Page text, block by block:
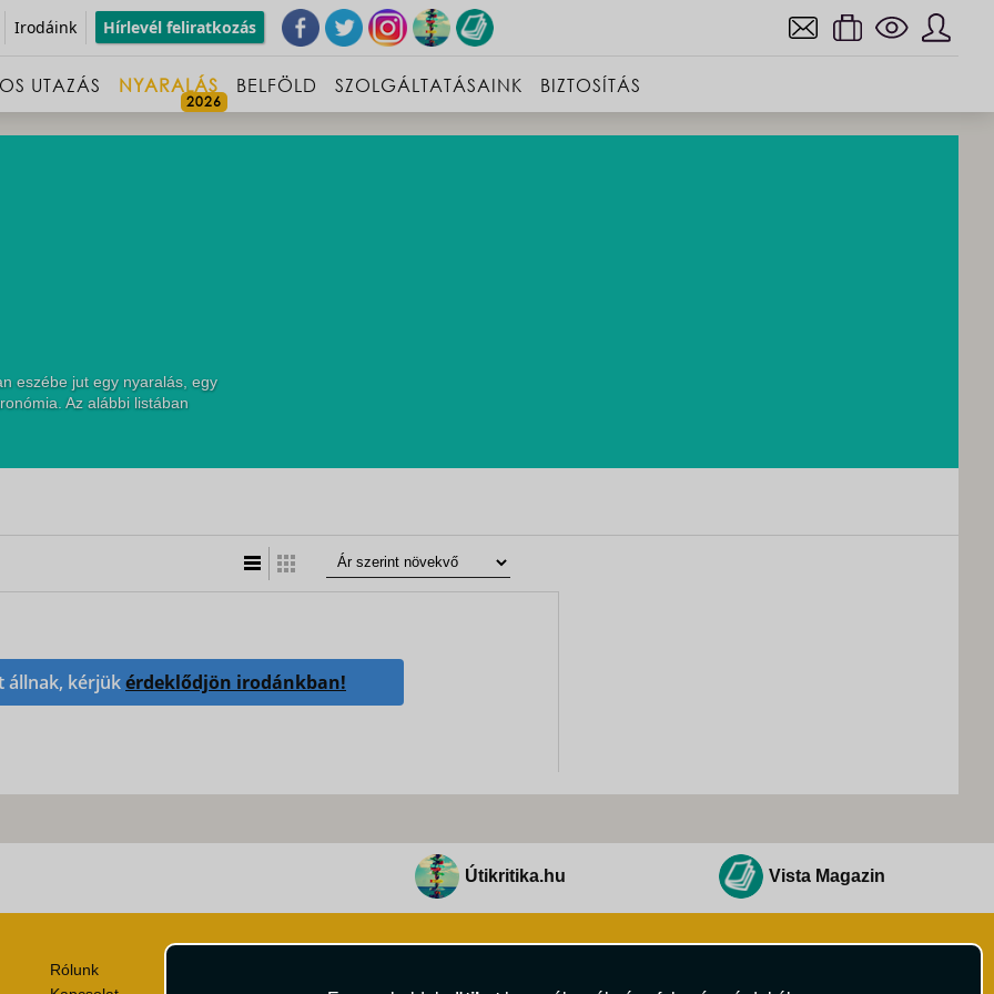
Irodáink Hírlevél feliratkozás
UTAZÁS NYARALÁS BELFÖLD SZOLGÁLTATÁSAINK BIZTOSÍTÁS
eszébe jut egy nyaralás, egy
Az alábbi listában
állnak, kérjükérdeklődjön irodánkban!
Útikritika.hu Vista Magazin
Rólunk